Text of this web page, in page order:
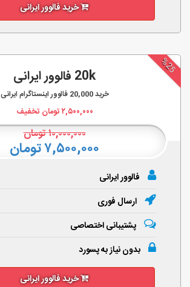
خرید فالوور ایرانی
%25
20k فالوور ایرانی
خرید20,000 فالوور اینستاگرام ایرانی
۲,۵۰۰,۰۰۰تومان تخفیف
۱۰,۰۰۰,۰۰۰تومان
۷,۵۰۰,۰۰۰ تومان
فالوور ایرانی
ارسال فوری
پشتیبانی اختصاصی
بدون نیاز به پسورد
خرید فالوور ایرانی